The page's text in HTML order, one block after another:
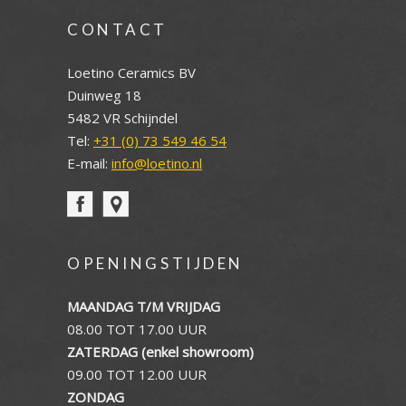
CONTACT
Loetino Ceramics BV
Duinweg 18
5482 VR Schijndel
Tel: +31 (0) 73 549 46 54
E-mail: info@loetino.nl
OPENINGSTIJDEN
MAANDAG T/M VRIJDAG
08.00 TOT 17.00 UUR
ZATERDAG (enkel showroom)
09.00 TOT 12.00 UUR
ZONDAG